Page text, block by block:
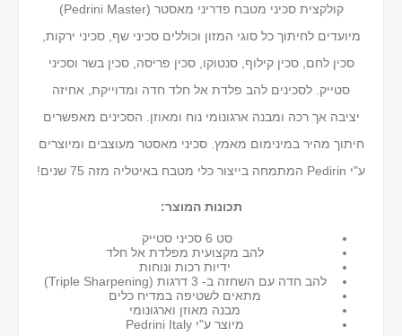
קולקצית סכיני מטבח פדריני מאסטר (Pedrini Master)
מיועדים לחיתוך כל סוגי המזון וכוללים סכיני שף, סכיני ירקות,
סכין לחם, סכין קילוף, סנטוקו, סכין פריסה, סכין בשר וסכיני
סטייק. לסכינים להב פלדת אל חלד חדה ומדוייקת, אחיזה
יציבה אך רכה ומבנה ארגונומי נוח ומאוזן. הסכינים מאפשרים
חיתוך מהיר במינימום מאמץ. סכיני מאסטר מעוצבים ומיוצרים
ע"י Pedirin המתמחה בייצור כלי מטבח באיטליה מזה 75 שנים!
תכונות המוצר:
סט 6 סכיני סטייק
להב מקצועית מפלדת אל חלד
ידיות רכות ונוחות
להב חדה עם השחזה ב- 3 דרגות (Triple Sharpening)
מתאים לשטיפה במדיח כלים
מבנה מאוזן וארגונומי
מיוצר ע"י Pedrini Italy